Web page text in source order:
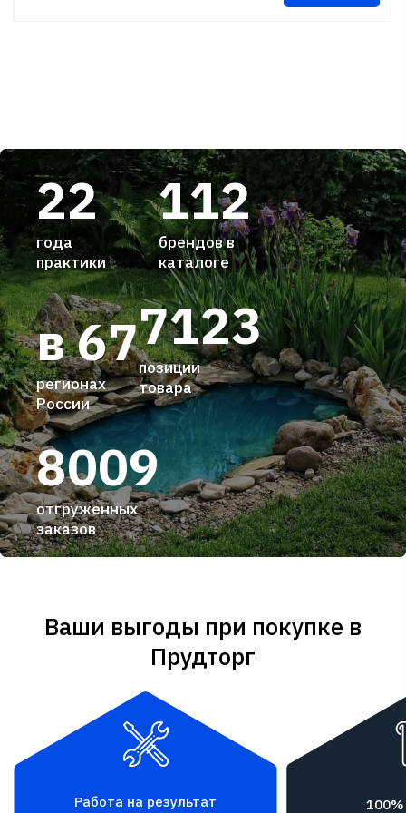
22
года
практики
112
брендов в
каталоге
7123
позиции
товара
8009
отгруженных
заказов
в 67
регионах
России
Ваши выгоды при покупке в
Прудторг
Работа на результат